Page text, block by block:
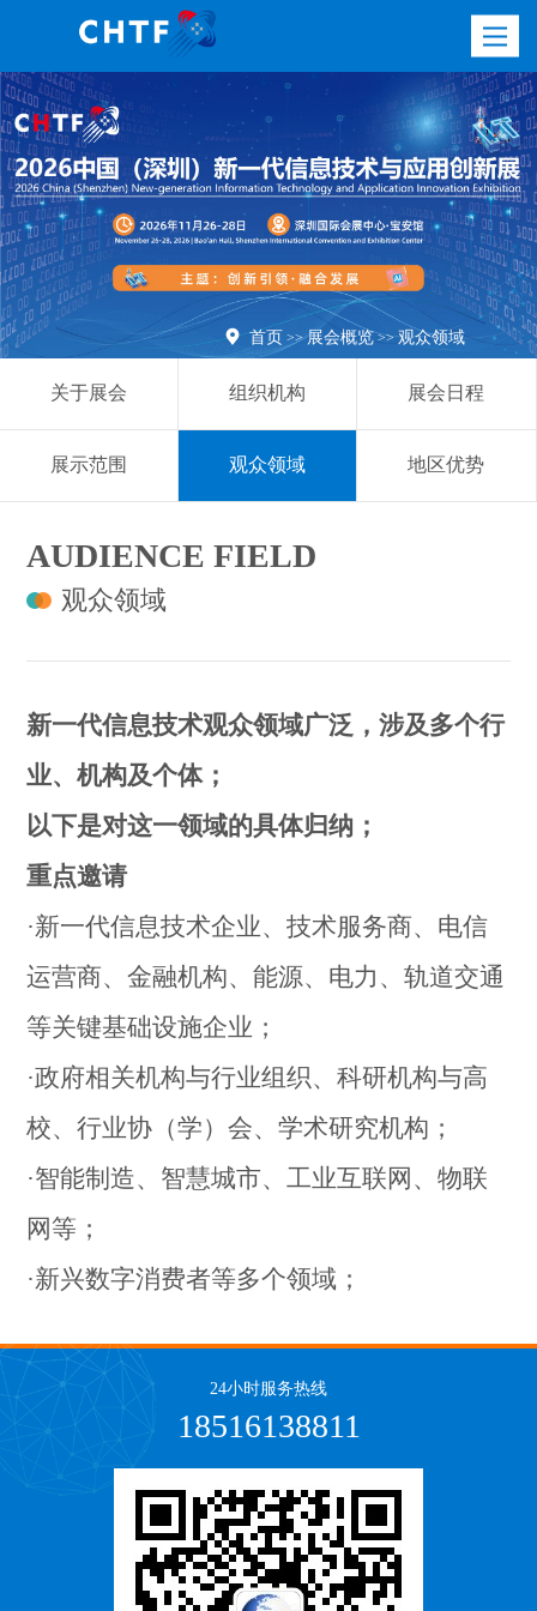
Toggle
 首页 >>展会概览>>观众领域
关于展会 组织机构 展会日程
展示范围 观众领域 地区优势
AUDIENCE FIELD
观众领域
新一代信息技术观众领域广泛，涉及多个行
业、机构及个体；
以下是对这一领域的具体归纳；
重点邀请
·新一代信息技术企业、技术服务商、电信
运营商、金融机构、能源、电力、轨道交通
等关键基础设施企业；
·政府相关机构与行业组织、科研机构与高
校、行业协（学）会、学术研究机构；
·智能制造、智慧城市、工业互联网、物联
网等；
·新兴数字消费者等多个领域；
24小时服务热线
18516138811